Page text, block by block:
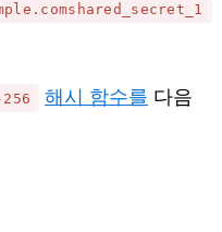
256 해시 함수를 다음